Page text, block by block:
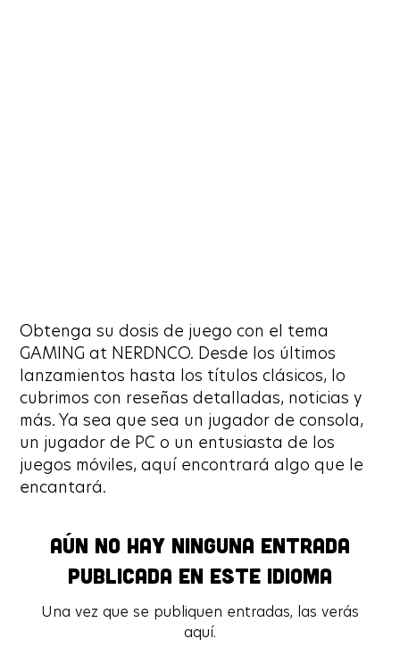
Obtenga su dosis de juego con el tema
GAMING at NERDNCO. Desde los últimos
lanzamientos hasta los títulos clásicos, lo
cubrimos con reseñas detalladas, noticias y
más. Ya sea que sea un jugador de consola,
un jugador de PC o un entusiasta de los
juegos móviles, aquí encontrará algo que le
encantará.
Aún no hay ninguna entrada
publicada en este idioma
Una vez que se publiquen entradas, las verás
aquí.
Aún no hay ninguna entrada
publicada en este idioma
Una vez que se publiquen entradas, las verás
aquí.